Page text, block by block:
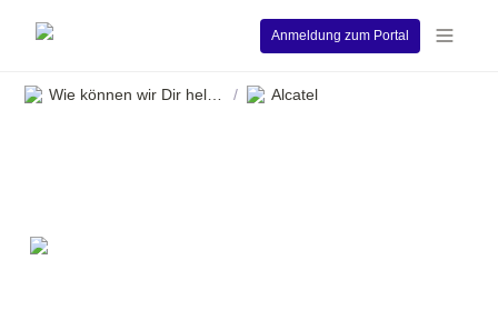
Anmeldung zum Portal
/ Alcatel